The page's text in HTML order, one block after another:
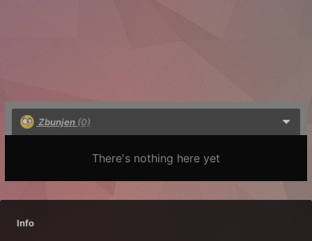
Zbunjen (0)
There's nothing here yet
Info